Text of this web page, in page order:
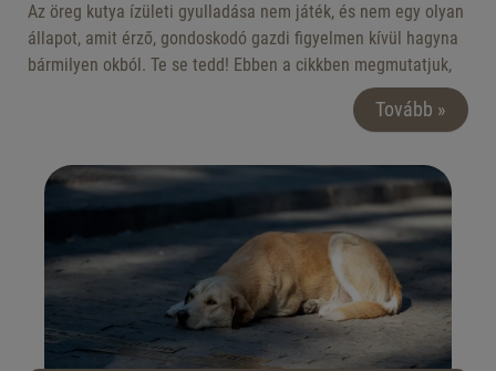
Az öreg kutya ízületi gyulladása nem játék, és nem egy olyan
állapot, amit érző, gondoskodó gazdi figyelmen kívül hagyna
bármilyen okból. Te se tedd! Ebben a cikkben megmutatjuk,
mi vezet az ízületi gyulladáshoz, milyen tünetek esetén
gondolhatsz erre a problémára, milyen fájdalomcsillapító
egyéb kezelési lehetőségek vannak. Tarts velünk!
Tovább »